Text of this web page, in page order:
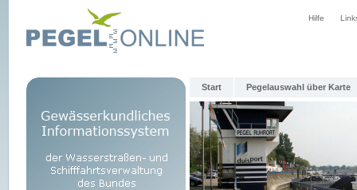
Hilfe
Start Pegelauswahl über Karte